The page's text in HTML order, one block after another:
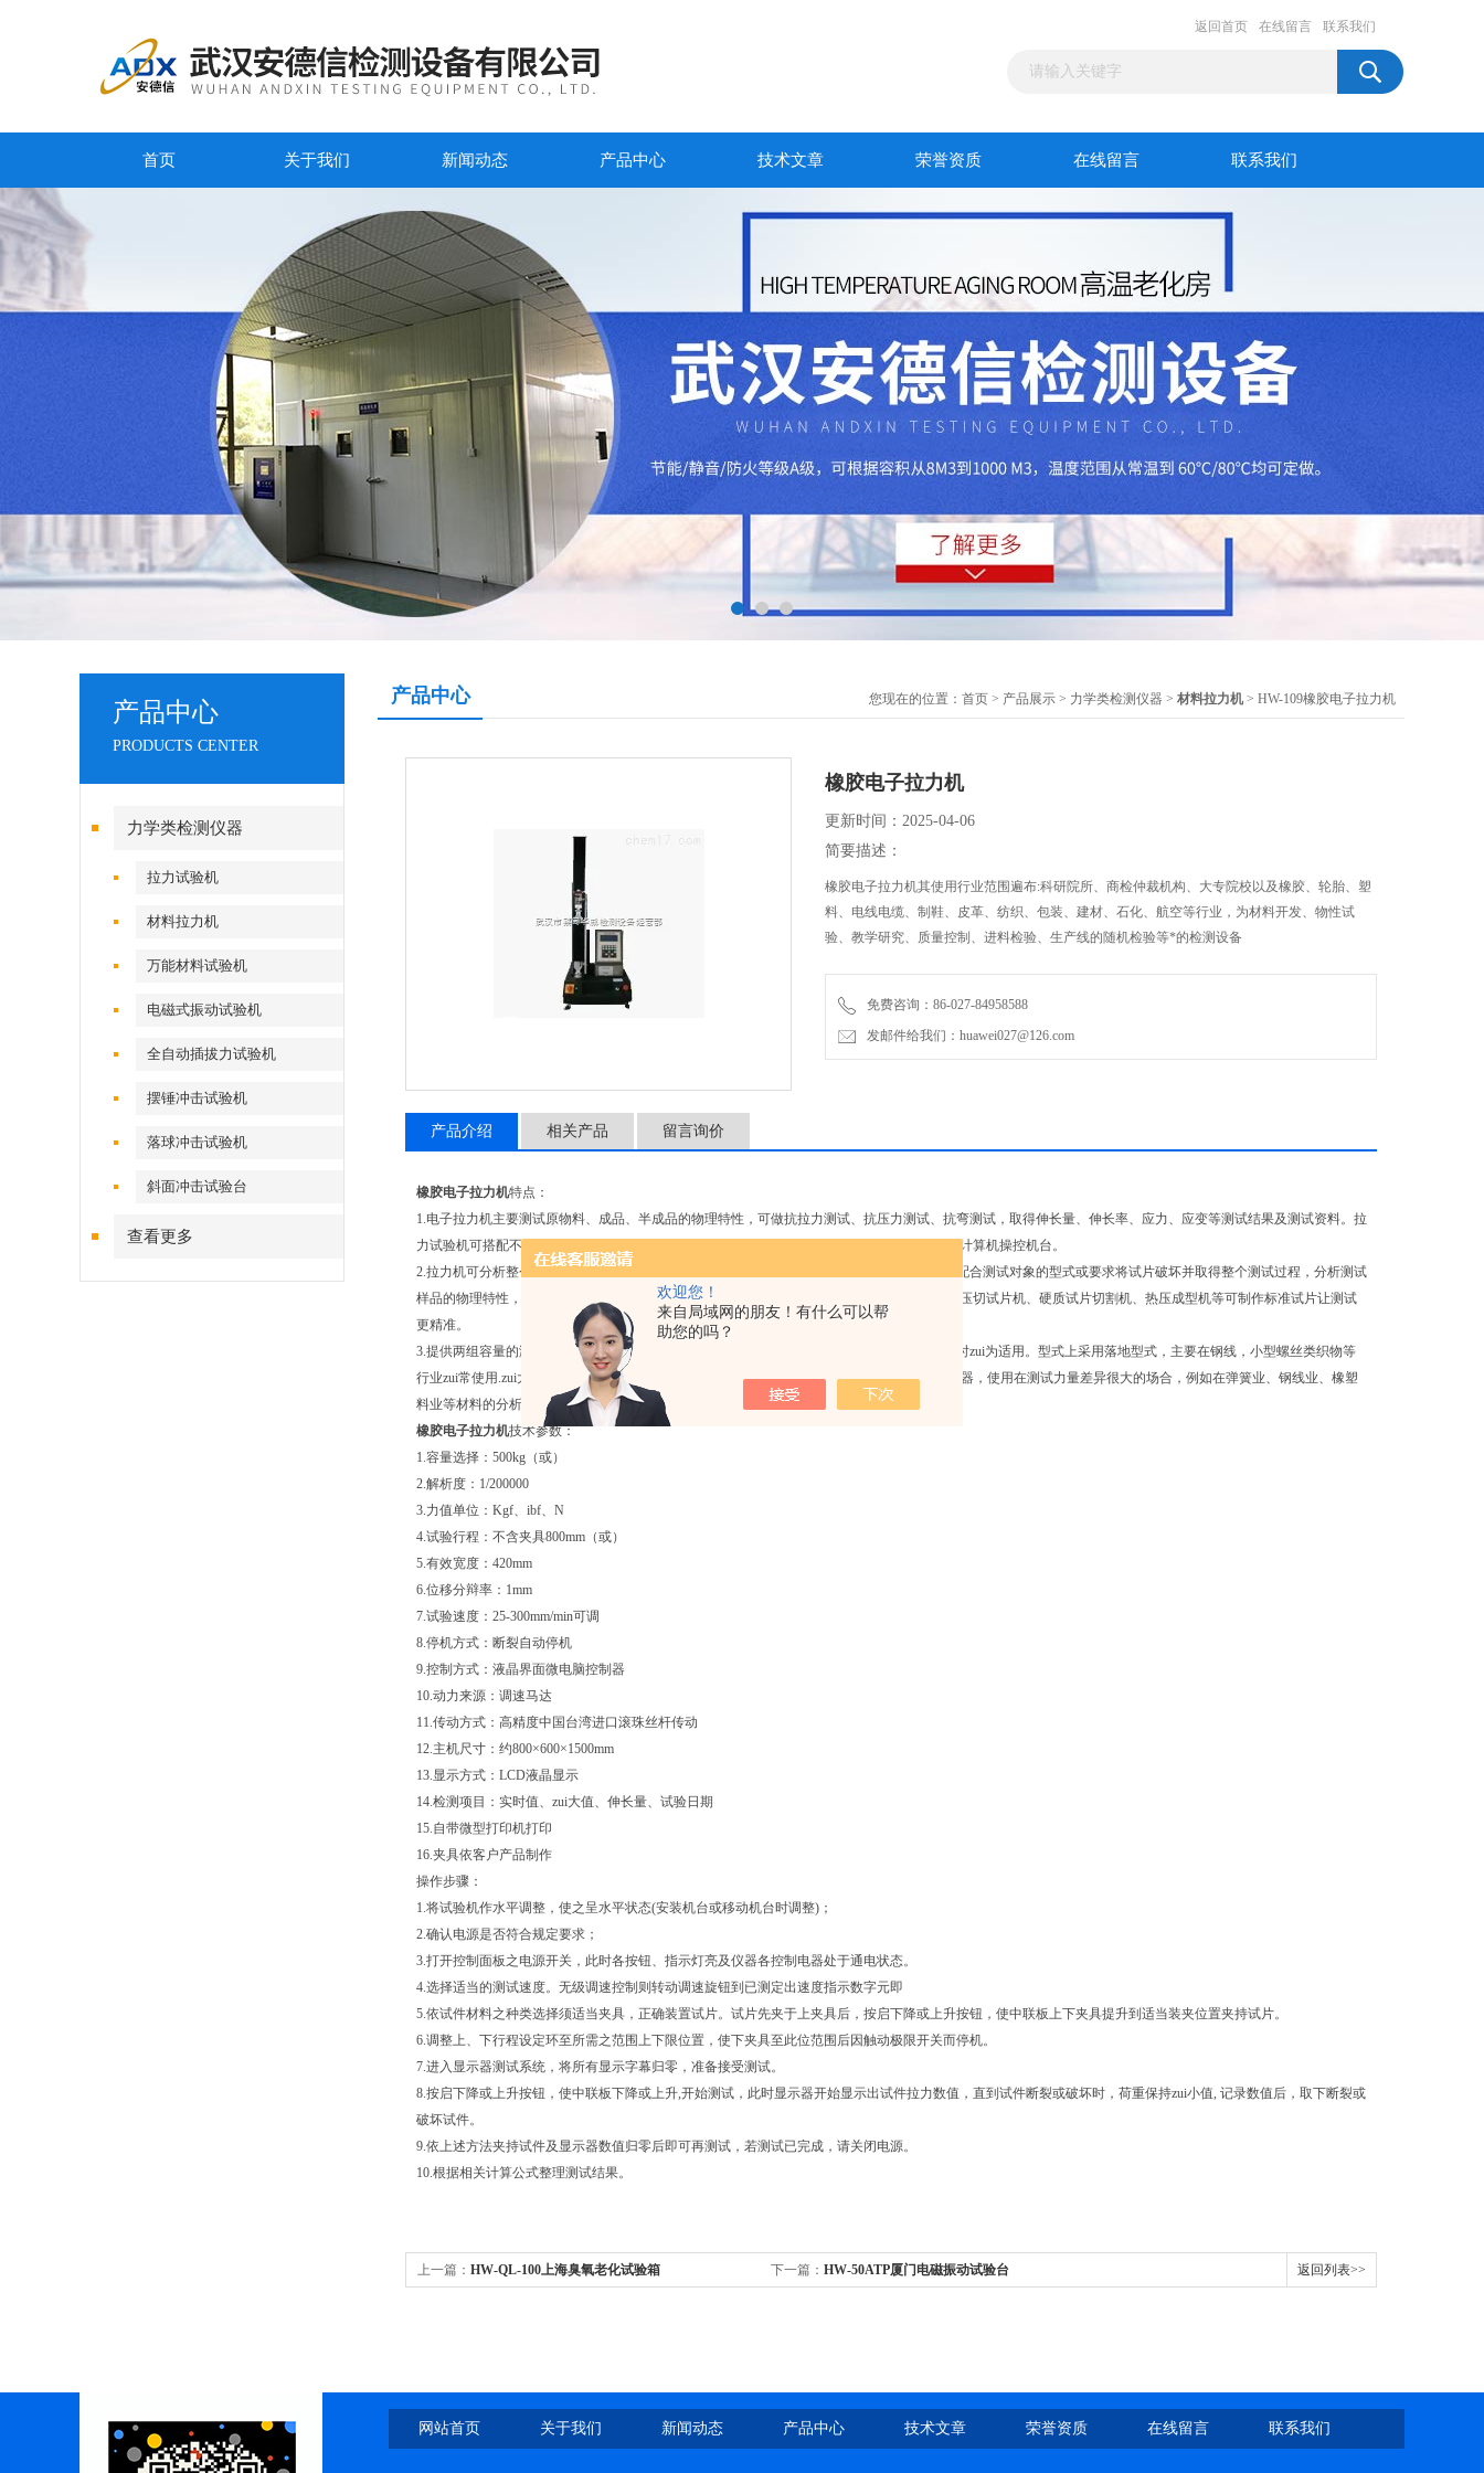
欢迎您！
来自局域网的朋友！有什么可以帮
助您的吗？
返回首页 在线留言 联系我们
首页 关于我们 新闻动态 产品中心 技术文章 荣誉资质 在线留言 联系我们
产品中心
PRODUCTS CENTER
力学类检测仪器
拉力试验机
材料拉力机
万能材料试验机
电磁式振动试验机
全自动插拔力试验机
摆锤冲击试验机
落球冲击试验机
斜面冲击试验台
查看更多
产品中心 您现在的位置： 首页 > 产品展示 > 力学类检测仪器 > 材料拉力机 > HW-109橡胶电子拉力机
橡胶电子拉力机
更新时间：2025-04-06
简要描述：
橡胶电子拉力机其使用行业范围遍布:科研院所、商检仲裁机构、大专院校以及橡胶、轮胎、塑
料、电线电缆、制鞋、皮革、纺织、包装、建材、石化、航空等行业，为材料开发、物性试
验、教学研究、质量控制、进料检验、生产线的随机检验等*的检测设备
免费咨询：86-027-84958588
发邮件给我们：huawei027@126.com
产品介绍 相关产品 留言询价
橡胶电子拉力机特点：
1.电子拉力机主要测试原物料、成品、半成品的物理特性，可做抗拉力测试、抗压力测试、抗弯测试，取得伸长量、伸长率、应力、应变等测试结果及测试资料。拉
力试验机可搭配不同的夹具、配件、两点延伸器、荷重元进行各种的测试，可单机操作或连接计算机操控机台。
2.拉力机可分析整个测试的结果，例如伸长量、应力、应变、破坏值、平均值等。拉力机亦可配合测试对象的型式或要求将试片破坏并取得整个测试过程，分析测试
样品的物理特性，如拉力、抗压、抗弯、疲劳、剥离力、弯折等等。另备有试片制作设备如空压切试片机、硬质试片切割机、热压成型机等可制作标准试片让测试
更精准。
3.提供两组容量的测试空间，让操作者有更大的使用范围，尤其原料与成品测试时力量差距大时zui为适用。型式上采用落地型式，主要在钢线，小型螺丝类织物等
行业zui常使用.zui大测试力为50KN，长行程且具有两个测试空间，可安装两个不同容量的感应器，使用在测试力量差异很大的场合，例如在弹簧业、钢线业、橡塑
料业等材料的分析测试。
橡胶电子拉力机技术参数：
1.容量选择：500kg（或）
2.解析度：1/200000
3.力值单位：Kgf、ibf、N
4.试验行程：不含夹具800mm（或）
5.有效宽度：420mm
6.位移分辩率：1mm
7.试验速度：25-300mm/min可调
8.停机方式：断裂自动停机
9.控制方式：液晶界面微电脑控制器
10.动力来源：调速马达
11.传动方式：高精度中国台湾进口滚珠丝杆传动
12.主机尺寸：约800×600×1500mm
13.显示方式：LCD液晶显示
14.检测项目：实时值、zui大值、伸长量、试验日期
15.自带微型打印机打印
16.夹具依客户产品制作
操作步骤：
1.将试验机作水平调整，使之呈水平状态(安装机台或移动机台时调整)；
2.确认电源是否符合规定要求；
3.打开控制面板之电源开关，此时各按钮、指示灯亮及仪器各控制电器处于通电状态。
4.选择适当的测试速度。无级调速控制则转动调速旋钮到已测定出速度指示数字元即
5.依试件材料之种类选择须适当夹具，正确装置试片。试片先夹于上夹具后，按启下降或上升按钮，使中联板上下夹具提升到适当装夹位置夹持试片。
6.调整上、下行程设定环至所需之范围上下限位置，使下夹具至此位范围后因触动极限开关而停机。
7.进入显示器测试系统，将所有显示字幕归零，准备接受测试。
8.按启下降或上升按钮，使中联板下降或上升,开始测试，此时显示器开始显示出试件拉力数值，直到试件断裂或破坏时，荷重保持zui小值, 记录数值后，取下断裂或
破坏试件。
9.依上述方法夹持试件及显示器数值归零后即可再测试，若测试已完成，请关闭电源。
10.根据相关计算公式整理测试结果。
上一篇： HW-QL-100上海臭氧老化试验箱 下一篇： HW-50ATP厦门电磁振动试验台 返回列表>>
网站首页 关于我们 新闻动态 产品中心 技术文章 荣誉资质 在线留言 联系我们